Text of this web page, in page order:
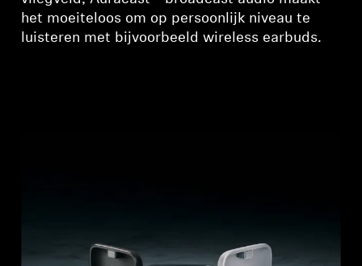
het moeiteloos om op persoonlijk niveau te
luisteren met bijvoorbeeld wireless earbuds.